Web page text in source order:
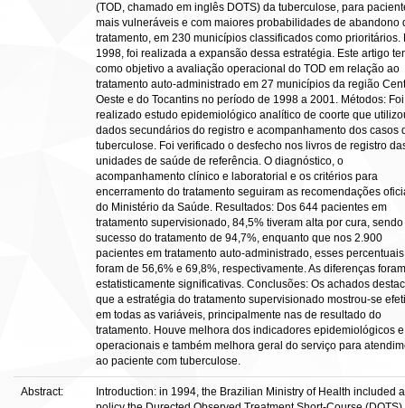
(TOD, chamado em inglês DOTS) da tuberculose, para
mais vulneráveis e com maiores probabilidades de abandono
tratamento, em 230 municípios classificados como prioritários.
1998, foi realizada a expansão dessa estratégia. Este artigo
como objetivo a avaliação operacional do TOD em relação ao
tratamento auto-administrado em 27 municípios da região
Oeste e do Tocantins no período de 1998 a 2001. Métodos: Foi
realizado estudo epidemiológico analítico de coorte que
dados secundários do registro e acompanhamento dos casos
tuberculose. Foi verificado o desfecho nos livros de registro
unidades de saúde de referência. O diagnóstico, o
acompanhamento clínico e laboratorial e os critérios para
encerramento do tratamento seguiram as recomendações
do Ministério da Saúde. Resultados: Dos 644 pacientes em
tratamento supervisionado, 84,5% tiveram alta por cura, sendo
sucesso do tratamento de 94,7%, enquanto que nos 2.900
pacientes em tratamento auto-administrado, esses percentuais
foram de 56,6% e 69,8%, respectivamente. As diferenças foram
estatisticamente significativas. Conclusões: Os achados
que a estratégia do tratamento supervisionado mostrou-se
em todas as variáveis, principalmente nas de resultado do
tratamento. Houve melhora dos indicadores epidemiológicos e
operacionais e também melhora geral do serviço para
ao paciente com tuberculose.
Abstract:
Introduction: in 1994, the Brazilian Ministry of Health included